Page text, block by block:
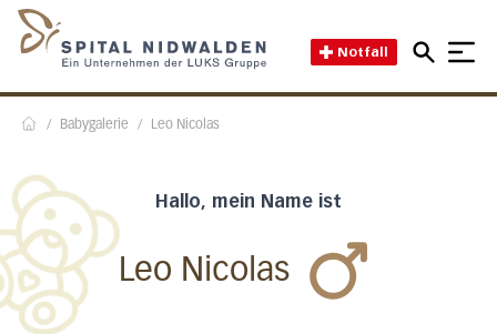
Notfall
/ Babygalerie / Leo Nicolas
Hallo, mein Name ist
Leo Nicolas